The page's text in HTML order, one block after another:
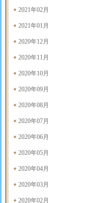
2021年02月
2021年01月
2020年12月
2020年11月
2020年10月
2020年09月
2020年08月
2020年07月
2020年06月
2020年05月
2020年04月
2020年03月
2020年02月